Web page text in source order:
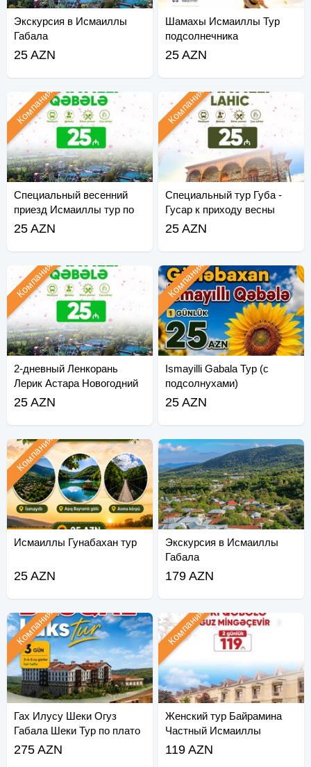
Экскурсия в Исмаиллы
Габала
25 AZN
Шамахы Исмаиллы Тур
подсолнечника
25 AZN
Специальный весенний
приезд Исмаиллы тур по
Лагичу
Компания
25 AZN
Специальный тур Губа -
Гусар к приходу весны
Компания
25 AZN
2-дневный Ленкорань
Лерик Астара Новогодний
тур
Компания
25 AZN
Ismayilli Gabala Тур (с
подсолнухами)
Компания
25 AZN
Исмаиллы Гунабахан тур
Компания
25 AZN
Экскурсия в Исмаиллы
Габала
179 AZN
Гах Илусу Шеки Огуз
Габала Шеки Тур по плато
Компания
275 AZN
Женский тур Байрамина
Частный Исмаиллы
Габала
Компания
119 AZN